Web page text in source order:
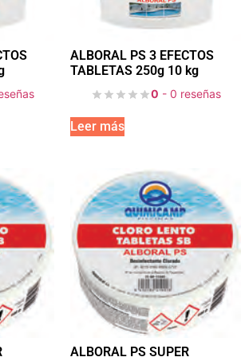
ALBORAL PS 3 EFECTOS
TABLETAS 250g 10 kg
0 - 0 reseñas
Leer más
ALBORAL PS SUPER